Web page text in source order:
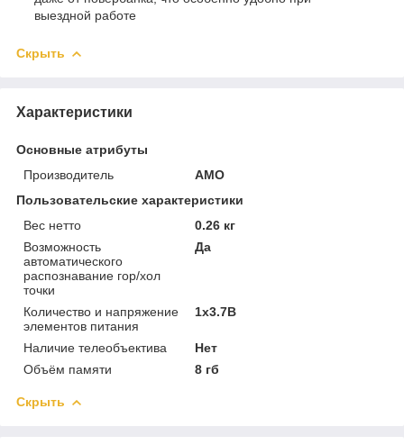
выездной работе
Скрыть
Характеристики
Основные атрибуты
Производитель
AMO
Пользовательские характеристики
Вес нетто
0.26 кг
Возможность
автоматического
распознавание гор/хол
точки
Да
Количество и напряжение
элементов питания
1x3.7В
Наличие телеобъектива
Нет
Объём памяти
8 гб
Скрыть